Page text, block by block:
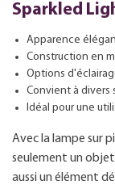
Sparkled
Apparence
Construction en
Options
Convient à divers
Idéal pour une
Avec la lampe sur
seulement un
aussi un élément